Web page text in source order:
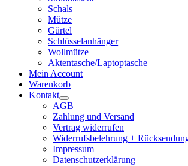
Schals
Mütze
Gürtel
Schlüsselanhänger
Wollmütze
Aktentasche/Laptoptasche
Mein Account
Warenkorb
Kontakt
AGB
Zahlung und Versand
Vertrag widerrufen
Widerrufsbelehrung +
Impressum
Datenschutzerklärung